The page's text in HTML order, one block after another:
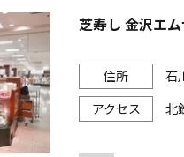
芝寿し 金沢エ
石
北